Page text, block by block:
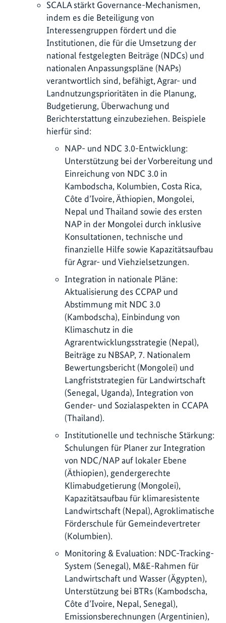
SCALA stärkt Governance-Mechanismen,
indem es die Beteiligung von
Interessengruppen fördert und die
Institutionen, die für die Umsetzung der
national festgelegten Beiträge (NDCs) und
nationalen Anpassungspläne (NAPs)
verantwortlich sind, befähigt, Agrar- und
Landnutzungsprioritäten in die Planung,
Budgetierung, Überwachung und
Berichterstattung einzubeziehen. Beispiele
hierfür sind:
NAP- und NDC 3.0-Entwicklung:
Unterstützung bei der Vorbereitung und
Einreichung von NDC 3.0 in
Kambodscha, Kolumbien, Costa Rica,
Côte d’Ivoire, Äthiopien, Mongolei,
Nepal und Thailand sowie des ersten
NAP in der Mongolei durch inklusive
Konsultationen, technische und
finanzielle Hilfe sowie Kapazitätsaufbau
für Agrar- und Viehzielsetzungen.
Integration in nationale Pläne:
Aktualisierung des CCPAP und
Abstimmung mit NDC 3.0
(Kambodscha), Einbindung von
Klimaschutz in die
Agrarentwicklungsstrategie (Nepal),
Beiträge zu NBSAP, 7. Nationalem
Bewertungsbericht (Mongolei) und
Langfriststrategien für Landwirtschaft
(Senegal, Uganda), Integration von
Gender- und Sozialaspekten in CCAPA
(Thailand).
Institutionelle und technische Stärkung:
Schulungen für Planer zur Integration
von NDC/NAP auf lokaler Ebene
(Äthiopien), gendergerechte
Klimabudgetierung (Mongolei),
Kapazitätsaufbau für klimaresistente
Landwirtschaft (Nepal), Agroklimatische
Förderschule für Gemeindevertreter
(Kolumbien).
Monitoring & Evaluation: NDC-Tracking-
System (Senegal), M&E-Rahmen für
Landwirtschaft und Wasser (Ägypten),
Unterstützung bei BTRs (Kambodscha,
Côte d’Ivoire, Nepal, Senegal),
Emissionsberechnungen (Argentinien),